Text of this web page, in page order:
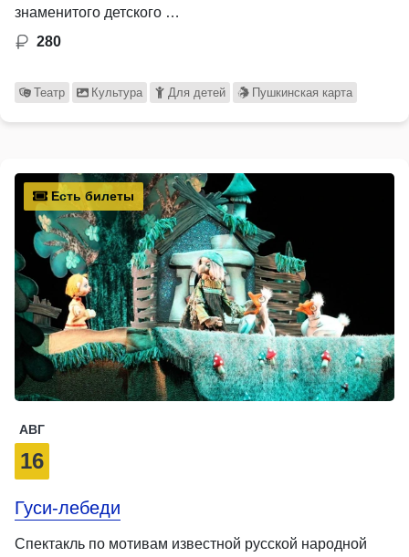
знаменитого детского …
280
Театр Культура Для детей Пушкинская карта
Есть билеты
АВГ
16
Гуси-лебеди
Спектакль по мотивам известной русской народной